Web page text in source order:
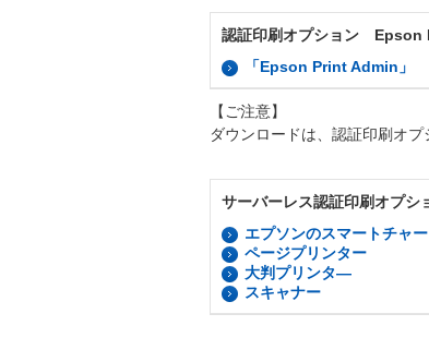
認証印刷オプション Epson
「Epson Print Admin」
【ご注意】
ダウンロードは、認証印刷オ
サーバーレス認証印刷オプ
エプソンのスマートチャ
ページプリンター
大判プリンタ―
スキャナー